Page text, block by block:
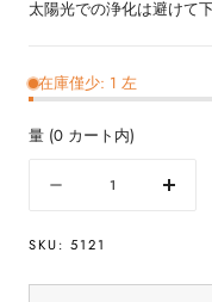
太陽光での浄化は避けて下
在庫僅少: 1 左
量 (0 カート内)
を
減
数
増
SKU: 5121